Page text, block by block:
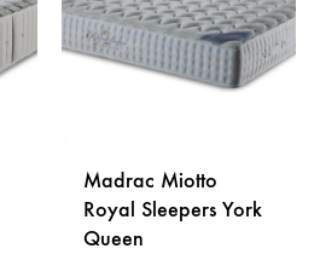
ŽELJA
Madrac Miotto
Royal Sleepers York
Queen